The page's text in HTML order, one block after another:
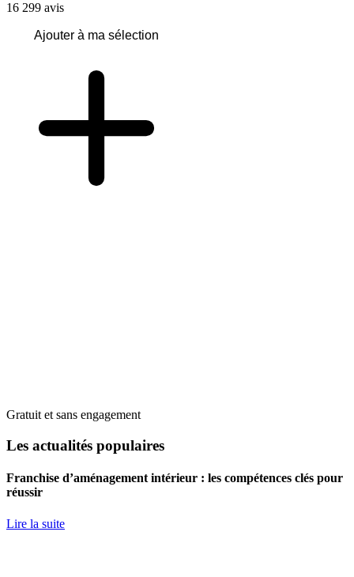
16 299 avis
Ajouter à ma sélection
Gratuit et sans engagement
Les actualités populaires
Franchise d’aménagement intérieur : les compétences clés pour
réussir
Lire la suite